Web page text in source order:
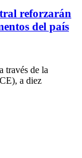
reforzarán
del país
través de la
a diez